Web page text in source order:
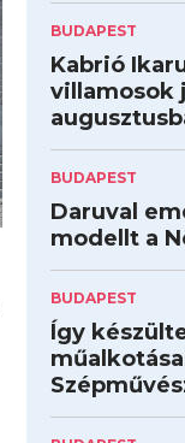
BUDAPEST
Kabrió
villamosok
BUDAPEST
Daruval
modellt a
BUDAPEST
Így